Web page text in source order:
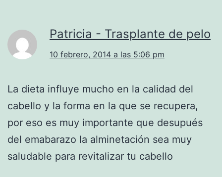
Patricia - Trasplante de pelo
10 febrero, 2014 a las 5:06 pm
La dieta influye mucho en la calidad del
cabello y la forma en la que se recupera,
por eso es muy importante que desupués
del emabarazo la alminetación sea muy
saludable para revitalizar tu cabello